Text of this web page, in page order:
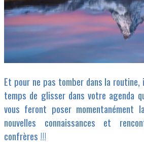
Et pour ne pas tomber dans la
temps de glisser dans votre agenda
vous feront poser momentanément
nouvelles connaissances et
confrères !!!